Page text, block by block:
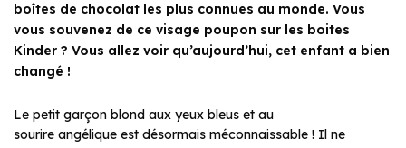
boîtes de chocolat les plus connues au monde. Vous
vous souvenez de ce visage poupon sur les boites
Kinder ? Vous allez voir qu’aujourd’hui, cet enfant a bien
changé !
Le petit garçon blond aux yeux bleus et au
sourire angélique est désormais méconnaissable ! Il ne